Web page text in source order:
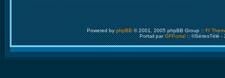
Powered byphpBB© 2001, 2005 phpBB Group ::FI
Portail parGFPortal:: ©SériesTélé -